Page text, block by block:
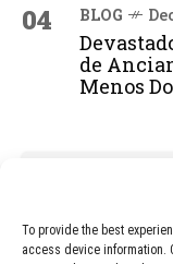
To provide the best
access device information.
04 BLOG
de
Menos